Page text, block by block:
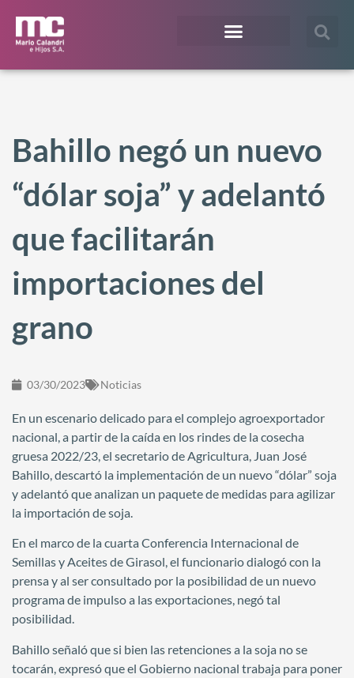
Bahillo negó un nuevo
“dólar soja” y adelantó
que facilitarán
importaciones del
grano
03/30/2023 Noticias
En un escenario delicado para el complejo agroexportador
nacional, a partir de la caída en los rindes de la cosecha
gruesa 2022/23, el secretario de Agricultura, Juan José
Bahillo, descartó la implementación de un nuevo “dólar” soja
y adelantó que analizan un paquete de medidas para agilizar
la importación de soja.
En el marco de la cuarta Conferencia Internacional de
Semillas y Aceites de Girasol, el funcionario dialogó con la
prensa y al ser consultado por la posibilidad de un nuevo
programa de impulso a las exportaciones, negó tal
posibilidad.
Bahillo señaló que si bien las retenciones a la soja no se
tocarán, expresó que el Gobierno nacional trabaja para poner